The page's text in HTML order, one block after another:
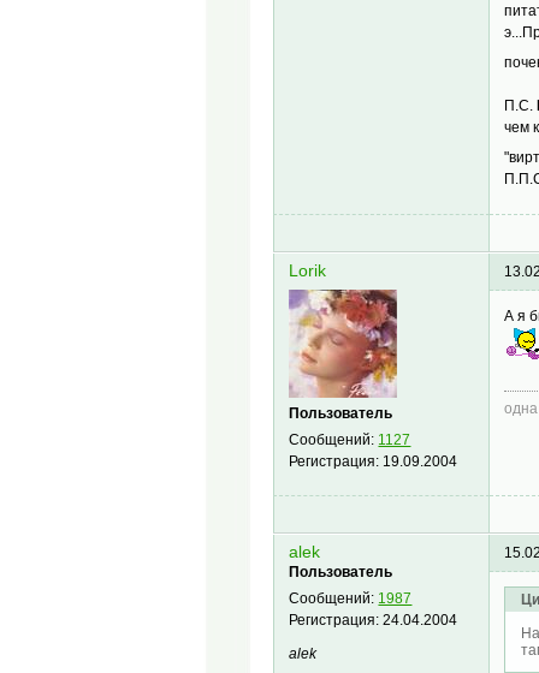
П.С.
чем
Lorik
Пользователь
Сообщений: 1127
Регистрация: 19.09.2004
А я
alek
Пользователь
Сообщений: 1987
Регистрация:24.04.2004
alek